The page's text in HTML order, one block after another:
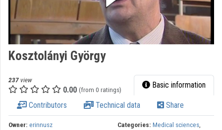
Log In
Organization discovery
Categories
Organization playlists
Organizations
Contributors
Kosztolányi György
237 view
0.00 (from 0 ratings) Basic information
Contributors Technical data Share
Owner: erinnusz Categories: Medical sciences,